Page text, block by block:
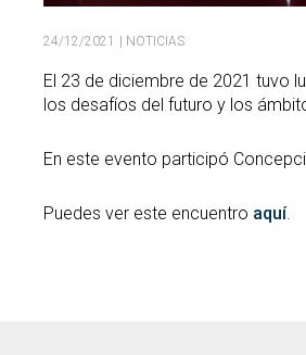
24/12/2021 | NOTICIAS
El 23 de diciembre de 2021 tuvo
los desafíos del futuro y los
En este evento participó
Puedes ver este encuentro aquí.